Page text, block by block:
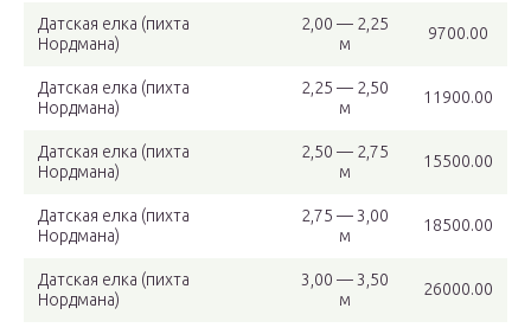
Датская елка (пихта
Нордмана)
2,00 — 2,25
м
9700.00
Датская елка (пихта
Нордмана)
2,25 — 2,50
м
11900.00
Датская елка (пихта
Нордмана)
2,50 — 2,75
м
15500.00
Датская елка (пихта
Нордмана)
2,75 — 3,00
м
18500.00
Датская елка (пихта
Нордмана)
3,00 — 3,50
м
26000.00